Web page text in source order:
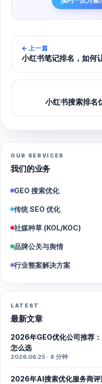
← 上一篇
小红书笔记排名，如何
小红书搜索排名
OUR SERVICES
我们的业务
GEO 搜索优化
传统 SEO 优化
社媒种草 (KOL/KOC)
品牌公关与舆情
行业整案解决方案
LATEST
最新文章
2026年GEO优化公司推荐
怎么选
2026.06.25 · 8 分钟
2026年AI搜索优化服务商评